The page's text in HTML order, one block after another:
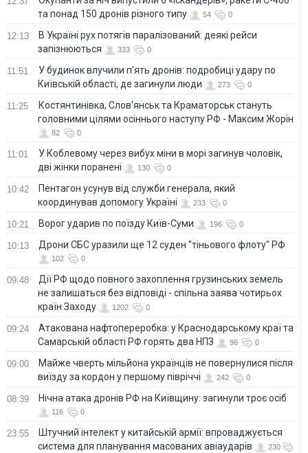
та понад 150 дронів різного типу
54 0
12:13
В Україні рух потягів паралізований: деякі рейси
запізнюються
333 0
11:51
У будинок влучили п'ять дронів: подробиці удару по
Київській області, де загинули люди
273 0
11:25
Костянтинівка, Слов'янськ та Краматорськ стануть
головними цілями осіннього наступу РФ - Максим Жорін
82 0
11:01
У Коблевому через вибух міни в морі загинув чоловік,
дві жінки поранені
130 0
10:42
Пентагон усунув від служби генерала, який
координував допомогу Україні
233 0
10:21 Ворог ударив по поїзду Київ-Суми 196 0
10:13 Дрони СБС уразили ще 12 суден "тіньового флоту" РФ
102 0
09:48
Дії РФ щодо повного захоплення грузинських земель
не залишаться без відповіді - спільна заява чотирьох
країн Заходу
1202 0
09:24
Атакована нафтопереробка: у Краснодарському краї та
Самарській області РФ горять два НПЗ
96 0
09:00
Майже чверть мільйона українців не повернулися після
виїзду за кордон у першому півріччі
242 0
08:39 Нічна атака дронів РФ на Київщину: загинули троє осіб
116 0
23:55
Штучний інтелект у китайській армії: впроваджується
система для планування масованих авіаударів
230